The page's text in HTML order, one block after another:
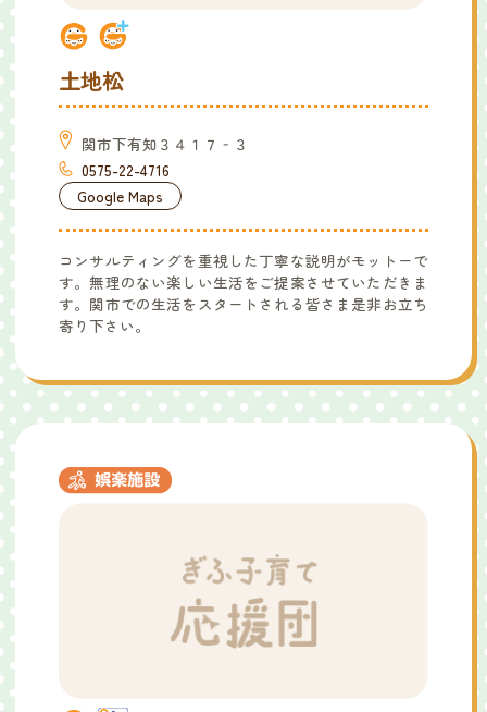
土地松
関市下有知３４１７‐３
0575-22-4716
Google Maps
コンサルティングを重視した丁寧な説明がモットーで
す。無理のない楽しい生活をご提案させていただきま
す。関市での生活をスタートされる皆さま是非お立ち
寄り下さい。